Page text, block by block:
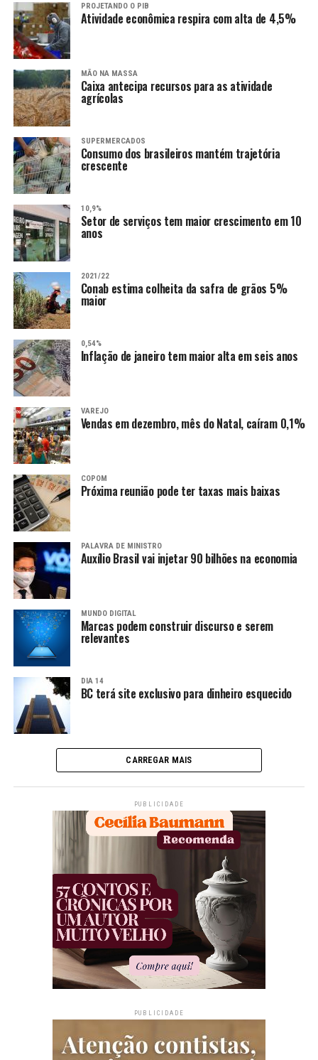
PROJETANDO O PIB
Atividade econômica respira com alta de 4,5%
MÃO NA MASSA
Caixa antecipa recursos para as atividade
agrícolas
SUPERMERCADOS
Consumo dos brasileiros mantém trajetória
crescente
10,9%
Setor de serviços tem maior crescimento em 10
anos
2021/22
Conab estima colheita da safra de grãos 5%
maior
0,54%
Inflação de janeiro tem maior alta em seis anos
VAREJO
Vendas em dezembro, mês do Natal, caíram 0,1%
COPOM
Próxima reunião pode ter taxas mais baixas
PALAVRA DE MINISTRO
Auxílio Brasil vai injetar 90 bilhões na economia
MUNDO DIGITAL
Marcas podem construir discurso e serem
relevantes
DIA 14
BC terá site exclusivo para dinheiro esquecido
CARREGAR MAIS
PUBLICIDADE
PUBLICIDADE